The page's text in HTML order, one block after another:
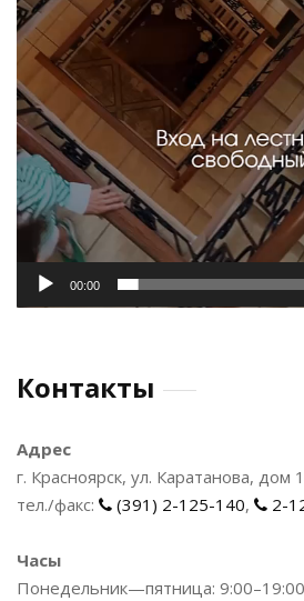
00:00
Контакты
Адрес
г. Красноярск, ул. Каратанова, дом
тел./факс:
(391) 2-125-140, 2-
Часы
Понедельник—пятница: 9:00–19:00